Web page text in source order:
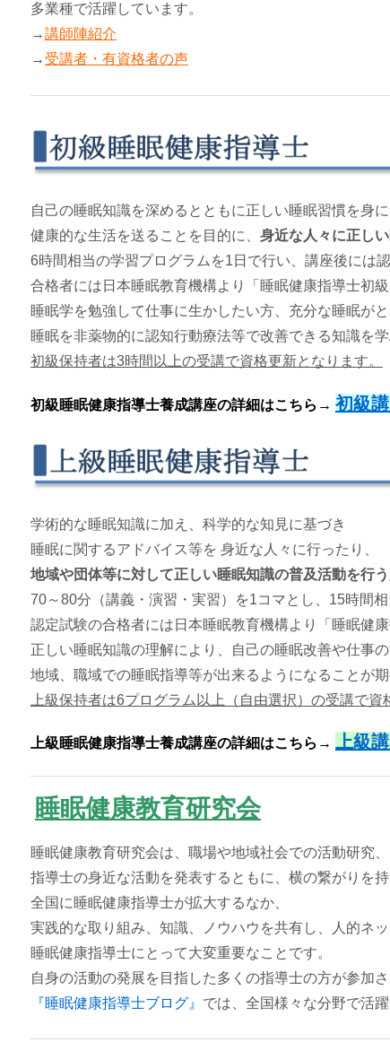
多業種で活躍しています。
→講師陣紹介
→ 受講者・有資格者の声
自己の睡眠知識を深めるとともに正しい睡眠習慣を身に
健康的な生活を送ることを目的に、 身近な人々に正し
6時間相当の学習プログラムを1日で行い、講座後には
合格者には日本睡眠教育機構より「睡眠健康指導士初
睡眠学を勉強して仕事に生かしたい方、充分な睡眠が
睡眠を非薬物的に認知行動療法等で改善できる知識を学
初級保持者は3時間以上の受講で資格更新となります。
初級睡眠健康指導士養成講座の詳細はこちら→ 初級
学術的な睡眠知識に加え、科学的な知見に基づき
睡眠に関するアドバイス等を 身近な人々に行ったり、
地域や団体等に対して正しい睡眠知識の普及活動を行
70～80分（講義・演習・実習）を1コマとし、15時間
認定試験の合格者には日本睡眠教育機構より「睡眠健
正しい睡眠知識の理解により、自己の睡眠改善や仕事
地域、職域での睡眠指導等が出来るようになることが期
上級保持者は6プログラム 以上（自由選択）の受講で資
上級睡眠健康指導士養成講座の詳細はこちら→ 上級
睡眠健康教育研究会
睡眠健康教育研究会は、職場や地域社会での活動研究
指導士の身近な活動を発表するともに、横の繋がりを
全国に睡眠健康指導士が拡大するなか、
実践的な取り組み、知識、ノウハウを共有し、人的ネ
睡眠健康指導士にとって大変重要なことです。
自身の活動の発展を目指した多くの指導士の方が参加さ
『睡眠健康指導士ブログ』 では、全国様々な分野で活